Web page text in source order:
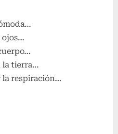
ojos…
la tierra…
la respiración…